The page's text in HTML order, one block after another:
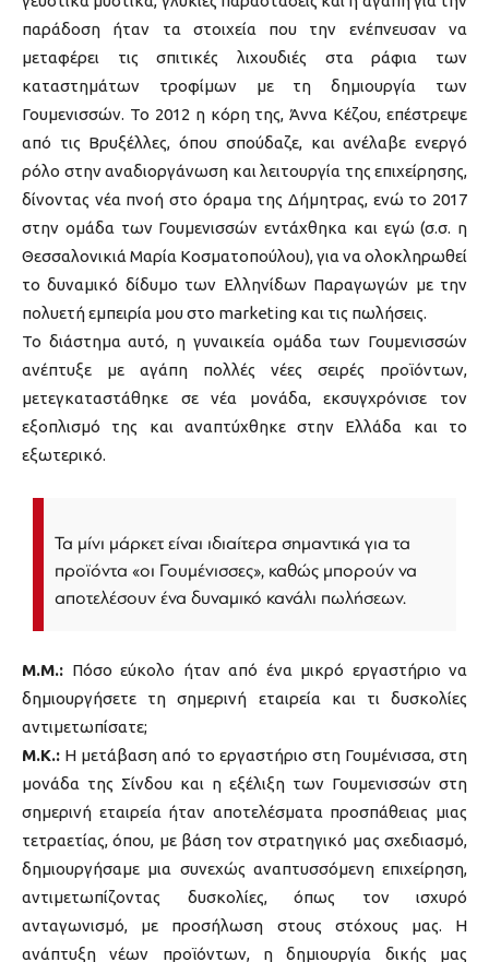
παράδοση ήταν τα στοιχεία που την ενέπνευσαν να
μεταφέρει τις σπιτικές λιχουδιές στα ράφια των
καταστημάτων τροφίμων με τη δημιουργία των
Γουμενισσών. Το 2012 η κόρη της, Άννα Κέζου, επέστρεψε
από τις Βρυξέλλες, όπου σπούδαζε, και ανέλαβε ενεργό
ρόλο στην αναδιοργάνωση και λειτουργία της επιχείρησης,
δίνοντας νέα πνοή στο όραμα της Δήμητρας, ενώ το 2017
στην ομάδα των Γουμενισσών εντάχθηκα και εγώ (σ.σ. η
Θεσσαλονικιά Μαρία Κοσματοπούλου), για να ολοκληρωθεί
το δυναμικό δίδυμο των Ελληνίδων Παραγωγών με την
πολυετή εμπειρία μου στο marketing και τις πωλήσεις.
Το διάστημα αυτό, η γυναικεία ομάδα των Γουμενισσών
ανέπτυξε με αγάπη πολλές νέες σειρές προϊόντων,
μετεγκαταστάθηκε σε νέα μονάδα, εκσυγχρόνισε τον
εξοπλισμό της και αναπτύχθηκε στην Ελλάδα και το
εξωτερικό.
Τα μίνι μάρκετ είναι ιδιαίτερα σημαντικά για τα
προϊόντα «οι Γουμένισσες», καθώς μπορούν να
αποτελέσουν ένα δυναμικό κανάλι πωλήσεων.
M.M.: Πόσο εύκολο ήταν από ένα μικρό εργαστήριο να
δημιουργήσετε τη σημερινή εταιρεία και τι δυσκολίες
αντιμετωπίσατε;
Μ.Κ.: Η μετάβαση από το εργαστήριο στη Γουμένισσα, στη
μονάδα της Σίνδου και η εξέλιξη των Γουμενισσών στη
σημερινή εταιρεία ήταν αποτελέσματα προσπάθειας μιας
τετραετίας, όπου, με βάση τον στρατηγικό μας σχεδιασμό,
δημιουργήσαμε μια συνεχώς αναπτυσσόμενη επιχείρηση,
αντιμετωπίζοντας δυσκολίες, όπως τον ισχυρό
ανταγωνισμό, με προσήλωση στους στόχους μας. Η
ανάπτυξη νέων προϊόντων, η δημιουργία δικής μας